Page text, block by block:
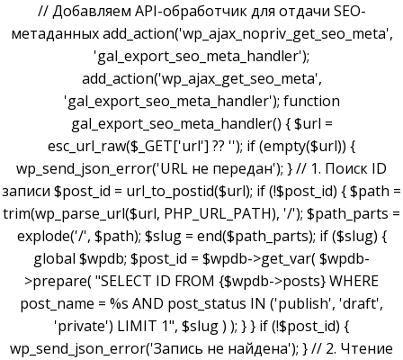
// Добавляем API-обработчик для отдачи SEO-
метаданных add_action('wp_ajax_nopriv_get_seo_meta',
'gal_export_seo_meta_handler');
add_action('wp_ajax_get_seo_meta',
'gal_export_seo_meta_handler'); function
gal_export_seo_meta_handler() { $url =
esc_url_raw($_GET['url'] ?? ''); if (empty($url)) {
wp_send_json_error('URL не передан'); } // 1. Поиск ID
записи $post_id = url_to_postid($url); if (!$post_id) { $path =
trim(wp_parse_url($url, PHP_URL_PATH), '/'); $path_parts =
explode('/', $path); $slug = end($path_parts); if ($slug) {
global $wpdb; $post_id = $wpdb->get_var( $wpdb-
>prepare( "SELECT ID FROM {$wpdb->posts} WHERE
post_name = %s AND post_status IN ('publish', 'draft',
'private') LIMIT 1", $slug ) ); } } if (!$post_id) {
wp_send_json_error('Запись не найдена'); } // 2. Чтение